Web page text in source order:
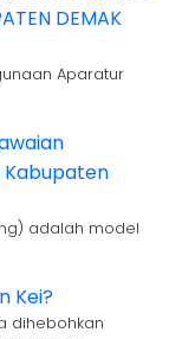
DEMAK
Aparatur
Kabupaten
adalah model
Kei?
dihebohkan